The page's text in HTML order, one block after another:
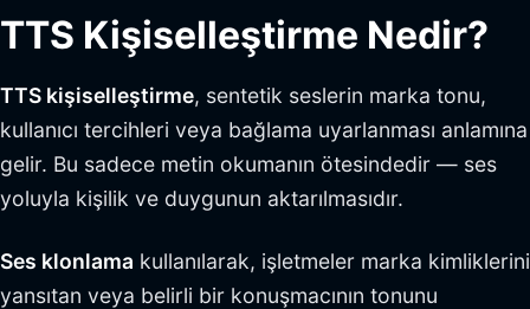
TTS Kişiselleştirme Nedir?
TTS kişiselleştirme, sentetik seslerin marka tonu,
kullanıcı tercihleri veya bağlama uyarlanması anlamına
gelir. Bu sadece metin okumanın ötesindedir — ses
yoluyla kişilik ve duygunun aktarılmasıdır.
Ses klonlama kullanılarak, işletmeler marka kimliklerini
yansıtan veya belirli bir konuşmacının tonunu